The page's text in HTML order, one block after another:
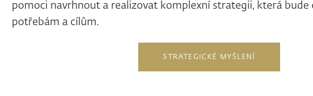
pomoci navrhnout a realizovat komplexní strategii, která bude
potřebám a cílům.
STRATEGICKÉ MYŠLENÍ